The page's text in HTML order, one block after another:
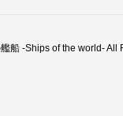
船 -Ships of the world- All